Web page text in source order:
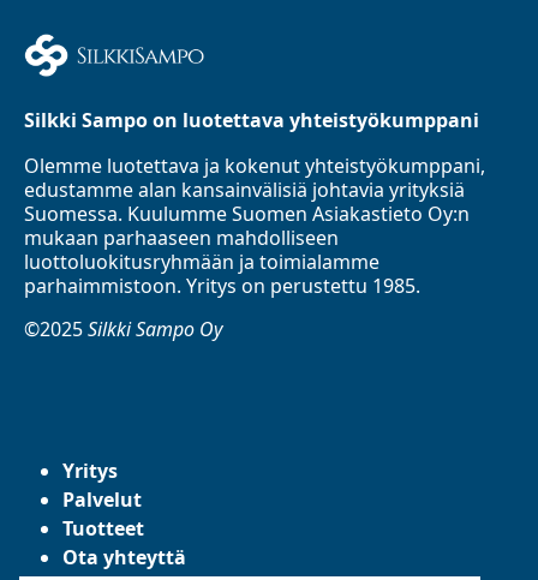
Silkki Sampo on luotettava yhteistyökumppani
Olemme luotettava ja kokenut yhteistyökumppani,
edustamme alan kansainvälisiä johtavia yrityksiä
Suomessa. Kuulumme Suomen Asiakastieto Oy:n
mukaan parhaaseen mahdolliseen
luottoluokitusryhmään ja toimialamme
parhaimmistoon. Yritys on perustettu 1985.
©2025Silkki Sampo Oy
Yritys
Palvelut
Tuotteet
Ota yhteyttä